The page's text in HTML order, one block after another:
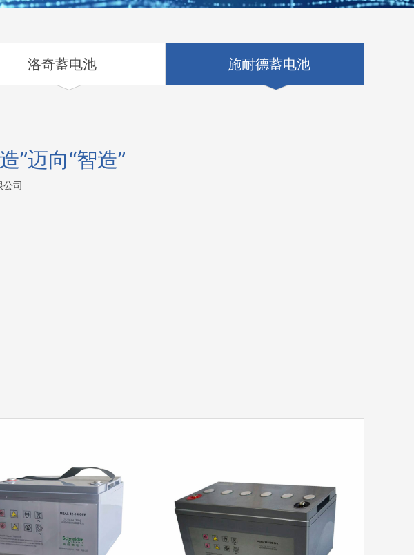
洛奇蓄电池 施耐德蓄电池
”迈向“智造”
司